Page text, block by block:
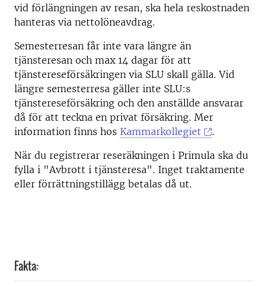
vid förlängningen av resan, ska hela reskostnaden
hanteras via nettolöneavdrag.
Semesterresan får inte vara längre än
tjänsteresan och max 14 dagar för att
tjänstereseförsäkringen via SLU skall gälla. Vid
längre semesterresa gäller inte SLU:s
tjänstereseförsäkring och den anställde ansvarar
då för att teckna en privat försäkring. Mer
information finns hos Kammarkollegiet
.
När du registrerar reseräkningen i Primula ska du
fylla i "Avbrott i tjänsteresa". Inget traktamente
eller förrättningstillägg betalas då ut.
Fakta: